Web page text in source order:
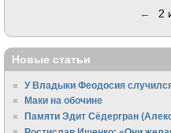
← 2
Новые статьи
У Владыки Феодосия
Маки на обочине
Памяти Эдит Сёдергран